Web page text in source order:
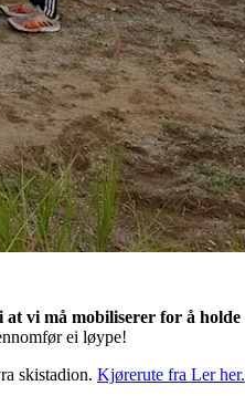
at vi må mobiliserer for å holde
ei løype!
skistadion. Kjørerute fra Ler her.